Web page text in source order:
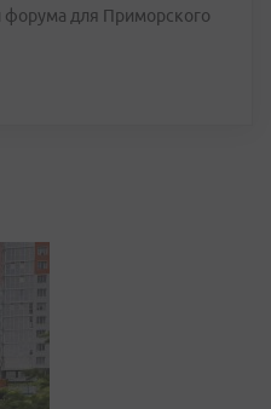
форума для Приморского